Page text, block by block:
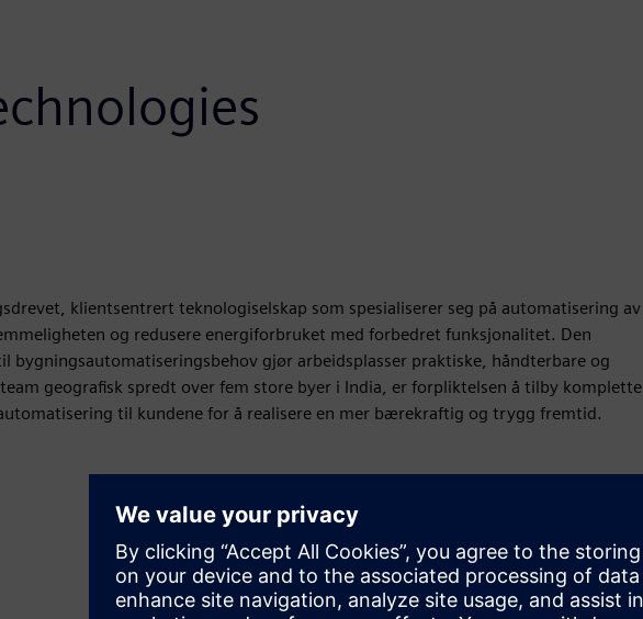
klientsentrert teknologiselskap som spesialiserer seg på automatisering av
og redusere energiforbruket med forbedret funksjonalitet. Den
gjør arbeidsplasser praktiske, håndterbare og
geografisk spredt over fem store byer i India, er forpliktelsen å tilby komplette
til kundene for å realisere en mer bærekraftig og trygg fremtid.
Bevegelse